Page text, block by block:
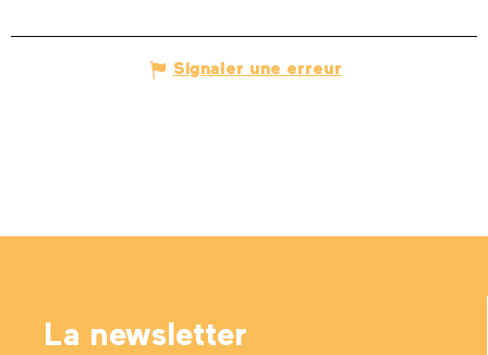
Signaler une erreur
La newsletter